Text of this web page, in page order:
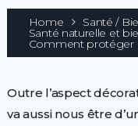
Home Santé /
Santé naturelle et
Comment protéger
Outre l’aspect
va aussi nous être